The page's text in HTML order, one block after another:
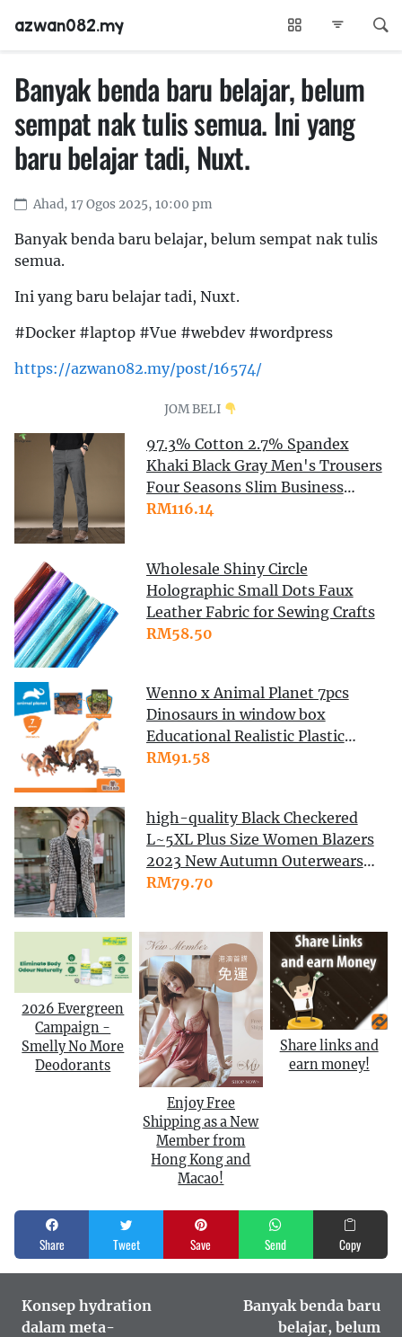
azwan082.my
Banyak benda baru belajar, belum
sempat nak tulis semua. Ini yang
baru belajar tadi, Nuxt.
Ahad, 17 Ogos 2025, 10:00 pm
Banyak benda baru belajar, belum sempat nak tulis
semua.
Ini yang baru belajar tadi, Nuxt.
#Docker #laptop #Vue #webdev #wordpress
https://azwan082.my/post/16574/
JOM BELI
97.3% Cotton 2.7% Spandex
Khaki Black Gray Men's Trousers
Four Seasons Slim Business
Casual Men Chino Pants
RM116.14
Wholesale Shiny Circle
Holographic Small Dots Faux
Leather Fabric for Sewing Crafts
RM58.50
Wenno x Animal Planet 7pcs
Dinosaurs in window box
Educational Realistic Plastic
Animal Toy Playset AR Game
Lelaki Haiwan Mainan Kanak
Kanak
RM91.58
high-quality Black Checkered
L~5XL Plus Size Women Blazers
2023 New Autumn Outerwears
Coffee
RM79.70
2026 Evergreen
Campaign -
Smelly No More
Deodorants
Enjoy Free
Shipping as a New
Member from
Hong Kong and
Macao!
Share links and
earn money!
Share Tweet Save Send Copy
Konsep hydration
dalam meta-
Banyak benda baru
belajar, belum